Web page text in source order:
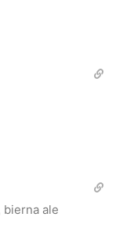
bierna ale